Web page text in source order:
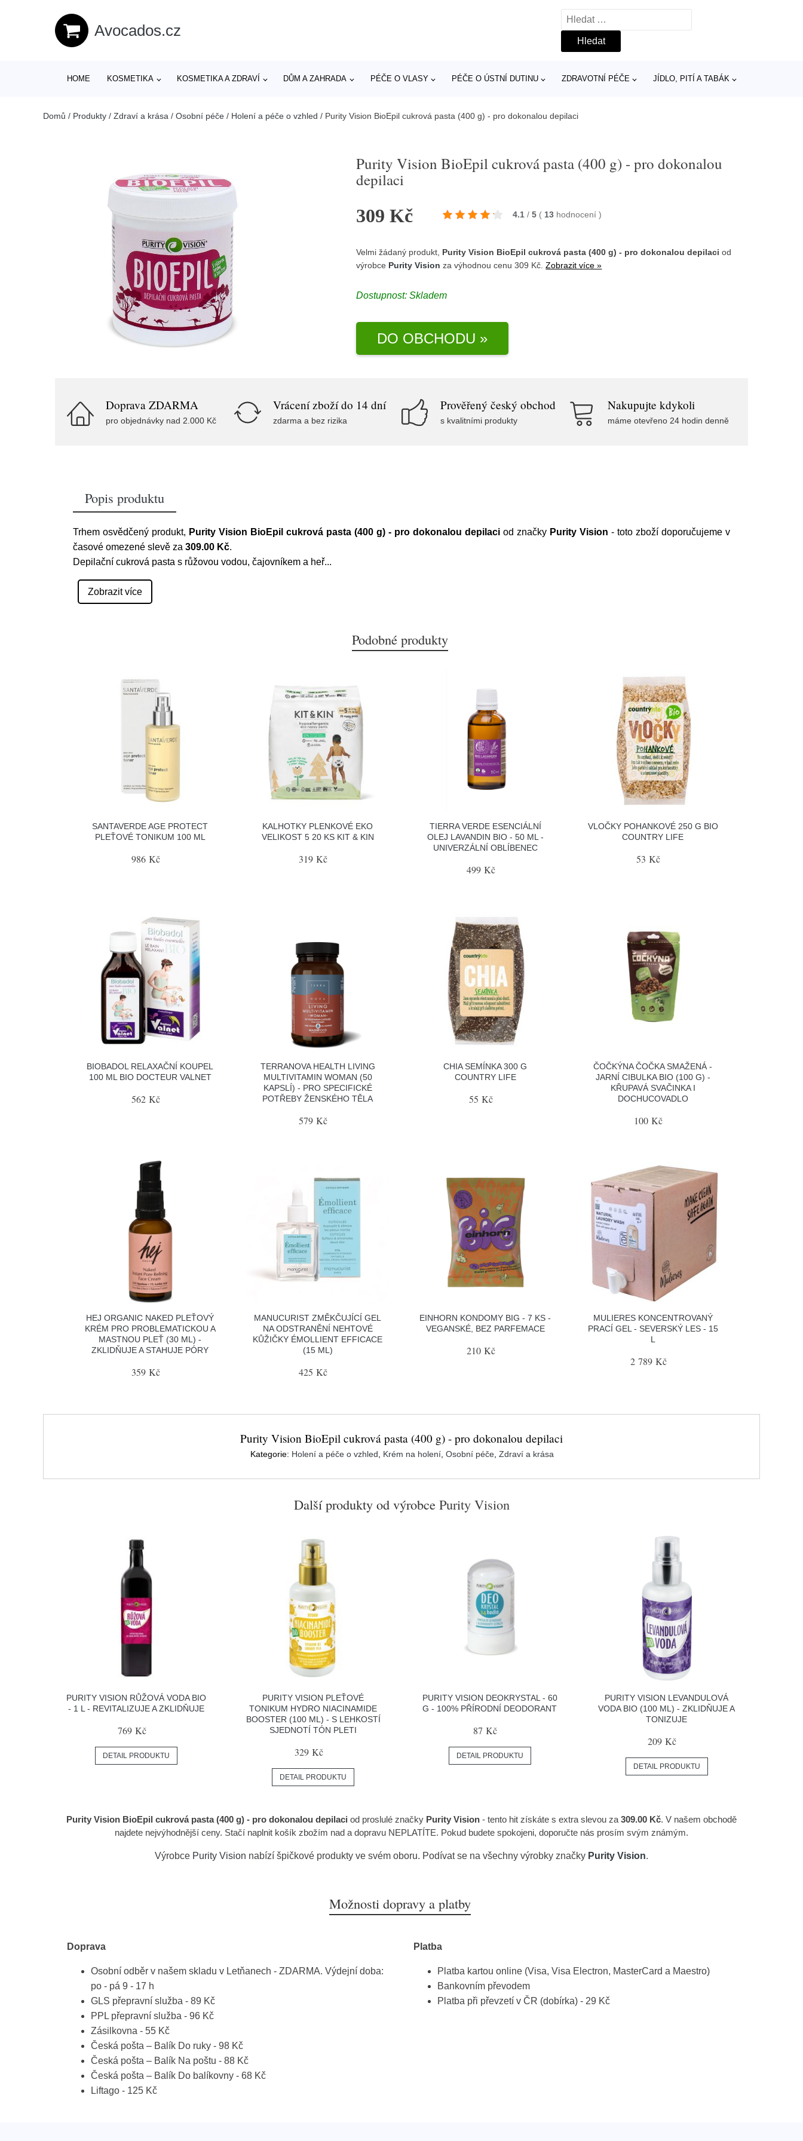
Avocados.cz
Vyhledávání
HOME KOSMETIKA KOSMETIKA A ZDRAVÍ DŮM A ZAHRADA PÉČE O VLASY PÉČE O ÚSTNÍ DUTINU ZDRAVOTNÍ PÉČE JÍDLO, PITÍ A TABÁK
Domů / Produkty / Zdraví a krása / Osobní péče / Holení a péče o vzhled / Purity Vision BioEpil cukrová pasta (400 g) - pro dokonalou depilaci
Purity Vision BioEpil cukrová pasta (400 g) - pro dokonalou
depilaci
309 Kč 4.1 / 5 ( 13 hodnocení)
Velmi žádaný produkt, Purity Vision BioEpil cukrová pasta (400 g) - pro dokonalou depilaci od
výrobce Purity Vision za výhodnou cenu 309 Kč.Zobrazit více »
Dostupnost:Skladem
DO OBCHODU »
Doprava ZDARMA
pro objednávky nad 2.000 Kč
Vrácení zboží do 14 dní
zdarma a bez rizika
Prověřený český obchod
s kvalitními produkty
Nakupujte kdykoli
máme otevřeno 24 hodin denně
Popis produktu
Trhem osvědčený produkt, Purity Vision BioEpil cukrová pasta (400 g) - pro dokonalou depilaci od značky Purity Vision - toto zboží doporučujeme v
časové omezené slevě za 309.00 Kč.
Depilační cukrová pasta s růžovou vodou, čajovníkem a heř...
Zobrazit více
Podobné produkty
SANTAVERDE AGE PROTECT
PLEŤOVÉ TONIKUM 100 ML
986 Kč
KALHOTKY PLENKOVÉ EKO
VELIKOST 5 20 KS KIT & KIN
319 Kč
TIERRA VERDE ESENCIÁLNÍ
OLEJ LAVANDIN BIO - 50 ML -
UNIVERZÁLNÍ OBLÍBENEC
499 Kč
VLOČKY POHANKOVÉ 250 G BIO
COUNTRY LIFE
53 Kč
BIOBADOL RELAXAČNÍ KOUPEL
100 ML BIO DOCTEUR VALNET
562 Kč
TERRANOVA HEALTH LIVING
MULTIVITAMIN WOMAN (50
KAPSLÍ) - PRO SPECIFICKÉ
POTŘEBY ŽENSKÉHO TĚLA
579 Kč
CHIA SEMÍNKA 300 G
COUNTRY LIFE
55 Kč
ČOČKÝNA ČOČKA SMAŽENÁ -
JARNÍ CIBULKA BIO (100 G) -
KŘUPAVÁ SVAČINKA I
DOCHUCOVADLO
100 Kč
HEJ ORGANIC NAKED PLEŤOVÝ
KRÉM PRO PROBLEMATICKOU A
MASTNOU PLEŤ (30 ML) -
ZKLIDŇUJE A STAHUJE PÓRY
359 Kč
MANUCURIST ZMĚKČUJÍCÍ GEL
NA ODSTRANĚNÍ NEHTOVÉ
KŮŽIČKY ÉMOLLIENT EFFICACE
(15 ML)
425 Kč
EINHORN KONDOMY BIG - 7 KS -
VEGANSKÉ, BEZ PARFEMACE
210 Kč
MULIERES KONCENTROVANÝ
PRACÍ GEL - SEVERSKÝ LES - 15
L
2 789 Kč
Purity Vision BioEpil cukrová pasta (400 g) - pro dokonalou depilaci
Kategorie: Holení a péče o vzhled Krém na holení Osobní péče Zdraví a krása
Další produkty od výrobce Purity Vision
PURITY VISION RŮŽOVÁ VODA BIO
- 1 L - REVITALIZUJE A ZKLIDŇUJE
769 Kč
DETAIL PRODUKTU
PURITY VISION PLEŤOVÉ
TONIKUM HYDRO NIACINAMIDE
BOOSTER (100 ML) - S LEHKOSTÍ
SJEDNOTÍ TÓN PLETI
329 Kč
DETAIL PRODUKTU
PURITY VISION DEOKRYSTAL - 60
G - 100% PŘÍRODNÍ DEODORANT
87 Kč
DETAIL PRODUKTU
PURITY VISION LEVANDULOVÁ
VODA BIO (100 ML) - ZKLIDŇUJE A
TONIZUJE
209 Kč
DETAIL PRODUKTU
Purity Vision BioEpil cukrová pasta (400 g) - pro dokonalou depilaci od proslulé značky Purity Vision - tento hit získáte s extra slevou za 309.00 Kč. V našem obchodě
najdete nejvýhodnější ceny. Stačí naplnit košík zbožím nad a dopravu NEPLATÍTE. Pokud budete spokojeni, doporučte nás prosím svým známým.
Výrobce Purity Vision nabízí špičkové produkty ve svém oboru. Podívat se na všechny výrobky značky Purity Vision.
Možnosti dopravy a platby
Doprava
Osobní odběr v našem skladu v Letňanech - ZDARMA. Výdejní doba:
po - pá 9 - 17 h
GLS přepravní služba - 89 Kč
PPL přepravní služba - 96 Kč
Zásilkovna - 55 Kč
Česká pošta – Balík Do ruky - 98 Kč
Česká pošta – Balík Na poštu - 88 Kč
Česká pošta – Balík Do balíkovny - 68 Kč
Liftago - 125 Kč
Platba
Platba kartou online (Visa, Visa Electron, MasterCard a Maestro)
Bankovním převodem
Platba při převzetí v ČR (dobírka) - 29 Kč